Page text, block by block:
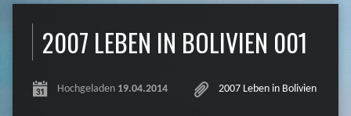
2007 LEBEN IN BOLIVIEN 001
Hochgeladen 19.04.2014 2007 Leben in Bolivien